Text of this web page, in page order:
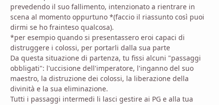
prevedendo il suo fallimento, intenzionato a rientrare in
scena al momento oppurtuno *(faccio il riassunto così puoi
dirmi se ho frainteso qualcosa).
*per esempio quando si presentassero eroi capaci di
distruggere i colossi, per portarli dalla sua parte
Da questa situazione di partenza, tu fissi alcuni "passaggi
obbligati": l'uccisione dell'imperatore, l'inganno del suo
maestro, la distruzione dei colossi, la liberazione della
divinità e la sua eliminazione.
Tutti i passaggi intermedi li lasci gestire ai PG e alla tua